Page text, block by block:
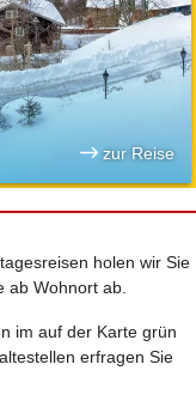
zur Reise
holen wir Sie
ab Wohnort ab.
im auf der Karte grün
erfragen Sie